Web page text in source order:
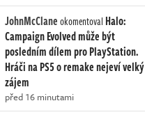
JohnMcClaneokomentoval Halo:
Campaign Evolved může být
posledním dílem pro PlayStation.
Hráči na PS5 o remake nejeví velký
zájem
před 16 minutami